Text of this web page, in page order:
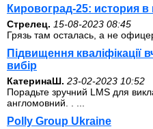
Кировоград-25: история в
Стрелец. 15-08-2023 08:45
Грязь там осталась, а не
Підвищення
вибір
КатеринаШ. 23-02-2023 10:52
Порадьте зручний LMS для
англомовний. . ...
Polly Group Ukraine